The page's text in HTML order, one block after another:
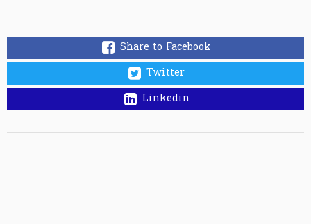
Share to Facebook
Twitter
Linkedin